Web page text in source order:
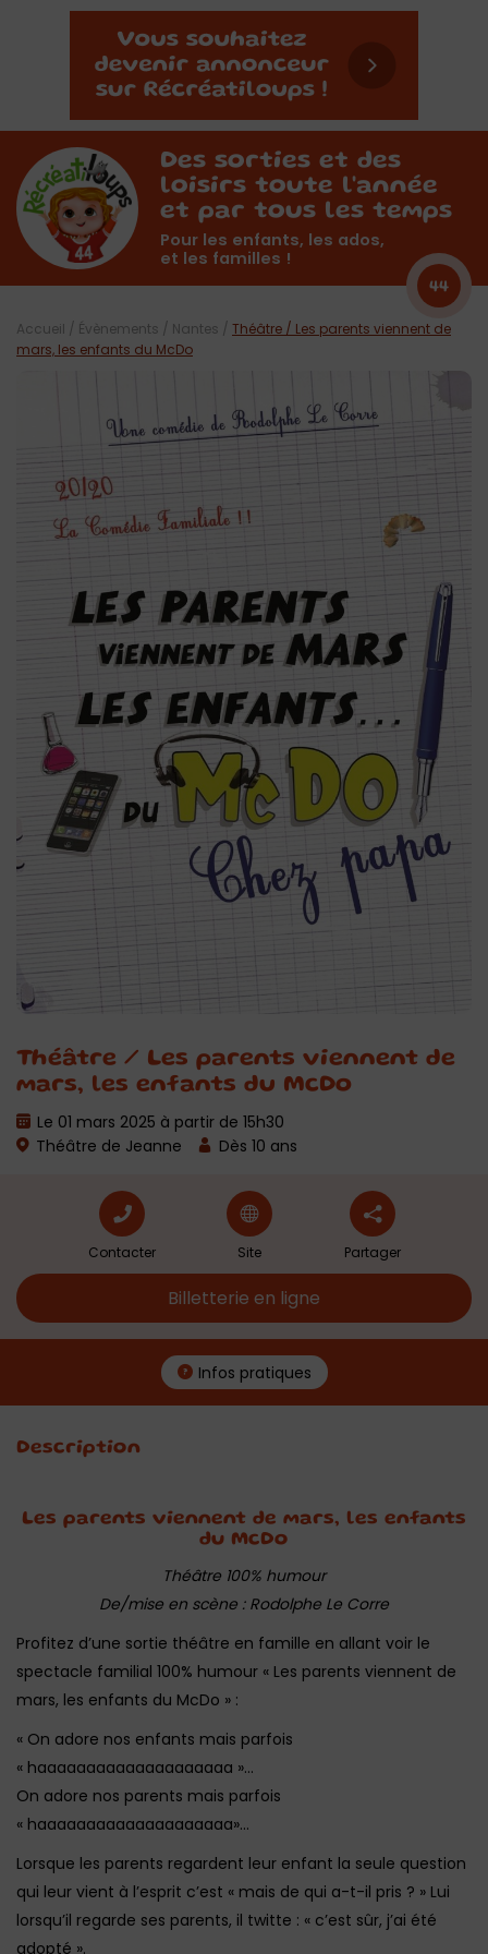
Des sorties et des
loisirs toute l'année
et par tous les temps
Pour les enfants, les ados,
et les familles !
44
Théâtre / Les parents viennent de
mars, les enfants du McDo
Le 01 mars 2025 à partir de 15h30
Théâtre de Jeanne
Dès 10 ans
Accueil / Évènements / Nantes / Théâtre / Les parents viennent de
mars, les enfants du McDo
Contacter Site Partager
Billetterie en ligne
Infos pratiques
Description
Les parents viennent de mars, les enfants
du McDo
Théâtre 100% humour
De/mise en scène : Rodolphe Le Corre
Profitez d’une sortie théâtre en famille en allant voir le
spectacle familial 100% humour « Les parents viennent de
mars, les enfants du McDo » :
« On adore nos enfants mais parfois
« haaaaaaaaaaaaaaaaaaaa »…
On adore nos parents mais parfois
« haaaaaaaaaaaaaaaaaaaa»…
Lorsque les parents regardent leur enfant la seule question
qui leur vient à l’esprit c’est « mais de qui a-t-il pris ? » Lui
lorsqu’il regarde ses parents, il twitte : « c’est sûr, j’ai été
adopté ».